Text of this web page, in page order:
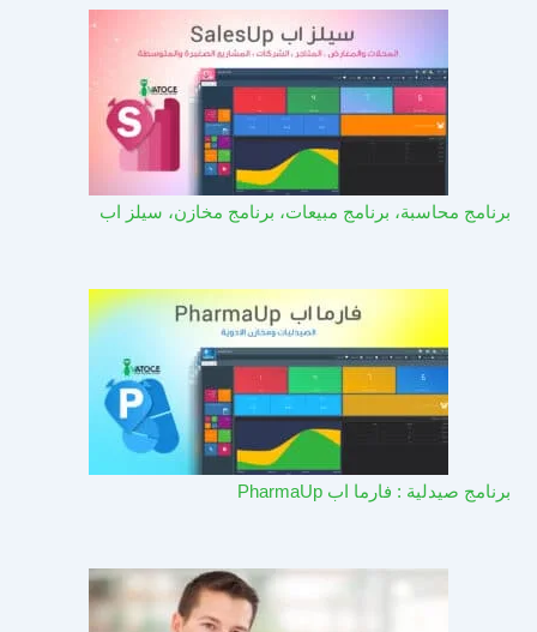
برنامج محاسبة، برنامج مبيعات، برنامج مخازن، سيلز اب
برنامج صيدلية : فارما اب PharmaUp​